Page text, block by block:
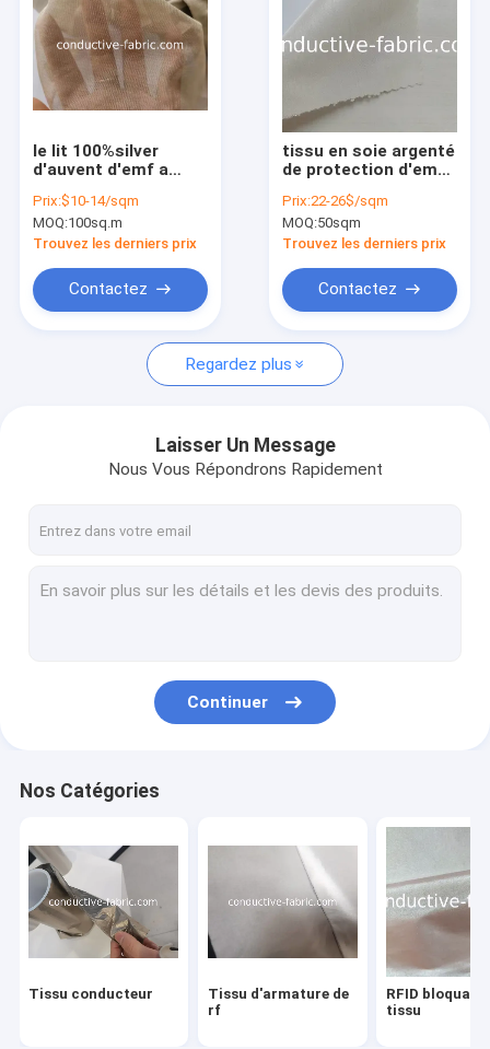
A propos de nous
Visite d'usine
Demande de soumission
Tissu conducteur
Tissu d'armature de rf
Anti tissu de rayonnement
Emf protégeant le tissu
Mise à la terre de la feuille
Fil conducteur
Tissu magnétique pour soins de santé
le lit 100%silver
d'auvent d'emf a
nylon
Prix:$10-14/sqm
MOQ:100sq.m
Trouvez les derniers prix
Contactez
tissu en soie argenté
de protection d'emf
d'emf
Prix:22-26$/sqm
MOQ:50sqm
Trouvez les derniers prix
Contactez
Regardez plus
Laisser Un Message
Nous Vous Répondrons Rapidement
Continuer
Nos Catégories
Tissu conducteur
Tissu d'armature de
rf
RFID bloquant
tissu